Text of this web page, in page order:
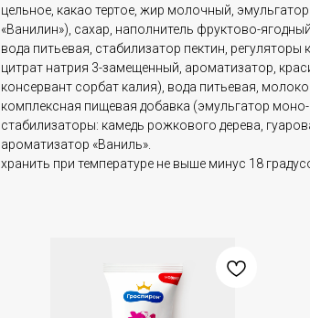
цельное, какао тертое, жир молочный,
«Ванилин»), сахар, наполнитель фруктово-
вода питьевая, стабилизатор пектин,
цитрат натрия 3-замещенный, ароматизатор,
консервант сорбат калия), вода питьевая,
комплексная пищевая добавка (эмульгатор
стабилизаторы: камедь рожкового дерева,
ароматизатор «Ваниль».
хранить при температуре не выше минус 18